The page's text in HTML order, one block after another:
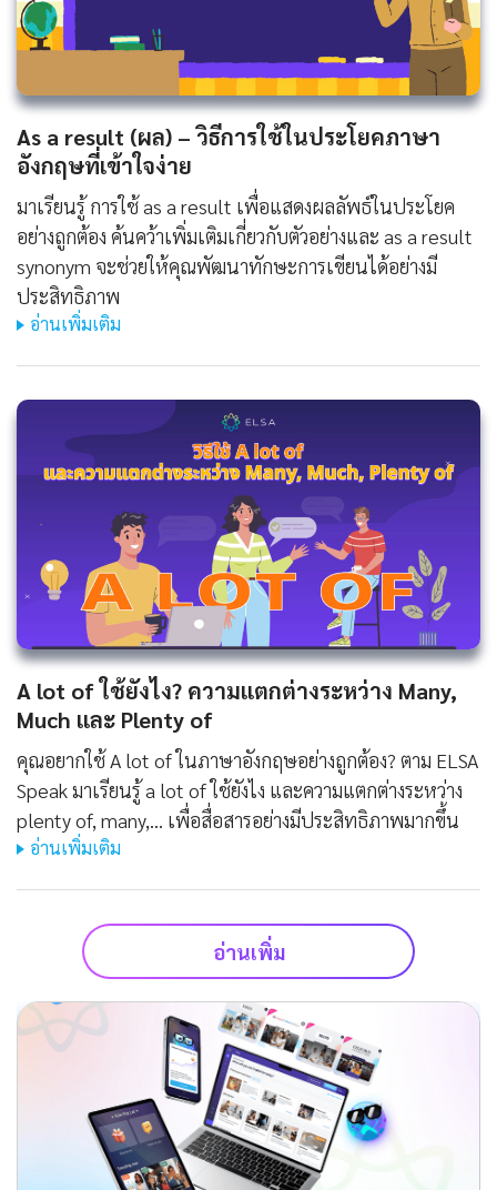
As a result (ผล) – วิธีการใช้ในประโยคภาษา
อังกฤษที่เข้าใจง่าย
มาเรียนรู้ การใช้ as a result เพื่อแสดงผลลัพธ์ในประโยค
อย่างถูกต้อง ค้นคว้าเพิ่มเติมเกี่ยวกับตัวอย่างและ as a result
synonym จะช่วยให้คุณพัฒนาทักษะการเขียนได้อย่างมี
ประสิทธิภาพ
อ่านเพิ่มเติม
A lot of ใช้ยังไง? ความแตกต่างระหว่าง Many,
Much และ Plenty of
คุณอยากใช้ A lot of ในภาษาอังกฤษอย่างถูกต้อง? ตาม ELSA
Speak มาเรียนรู้ a lot of ใช้ยังไง และความแตกต่างระหว่าง
plenty of, many,... เพื่อสื่อสารอย่างมีประสิทธิภาพมากขึ้น
อ่านเพิ่มเติม
อ่านเพิ่ม